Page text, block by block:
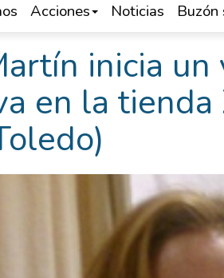
Acciones Noticias Buzón
inicia
en la tienda